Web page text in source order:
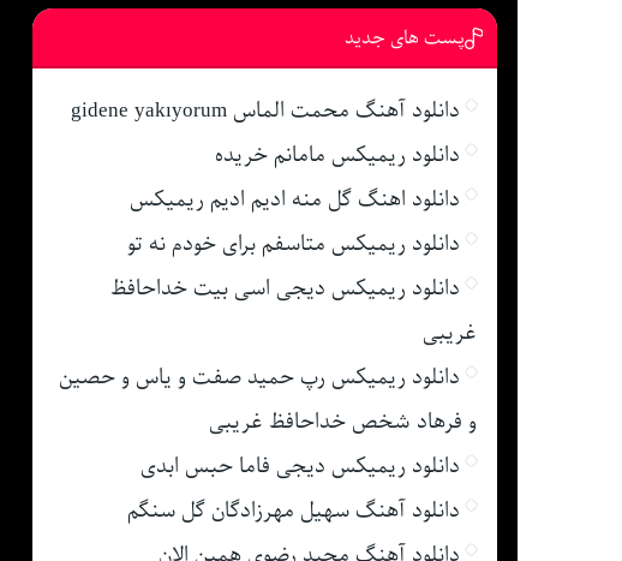
پست های جدید
دانلود آهنگ محمت الماس gidene yakıyorum
دانلود ریمیکس مامانم خریده
دانلود اهنگ گل منه ادیم ادیم ریمیکس
دانلود ریمیکس متاسفم برای خودم نه تو
دانلود ریمیکس دیجی اسی بیت خداحافظ
غریبی
دانلود ریمیکس رپ حمید صفت و یاس و حصین
و فرهاد شخص خداحافظ غریبی
دانلود ریمیکس دیجی فاما حبس ابدی
دانلود آهنگ سهیل مهرزادگان گل سنگم